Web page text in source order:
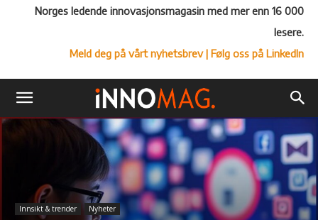
Norges ledende innovasjonsmagasin med mer enn 16 000
lesere.
Meld deg på vårt nyhetsbrev| Følg oss på LinkedIn
Innsikt & trender Nyheter